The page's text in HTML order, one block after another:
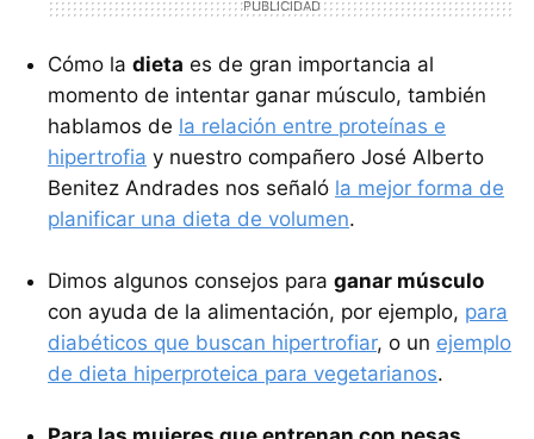
Cómo la dieta es de gran importancia al
momento de intentar ganar músculo, también
hablamos de la relación entre proteínas e
hipertrofia y nuestro compañero José Alberto
Benitez Andrades nos señaló la mejor forma de
planificar una dieta de volumen.
Dimos algunos consejos para ganar músculo
con ayuda de la alimentación, por ejemplo, para
diabéticos que buscan hipertrofiar, o un ejemplo
de dieta hiperproteica para vegetarianos.